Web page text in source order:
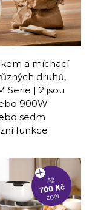
a míchací
druhů,
Serie | 2 jsou
900W
sedm
funkce